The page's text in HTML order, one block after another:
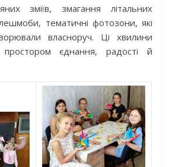
зміїв, змагання літальних
тематичні фотозони, які
власноруч. Ці хвилини
простором єднання, радості й